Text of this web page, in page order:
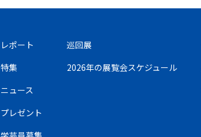
レポート
特集
ニュース
プレゼント
巡回展
2026年の展覧会スケジュール